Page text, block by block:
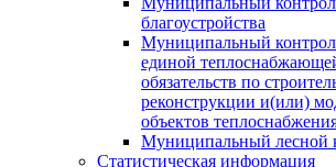
благоустройства
Муниципальный
единой
обязательств по
реконструкции и(или)
объектов
Муниципальный лесной
Статистическая информация